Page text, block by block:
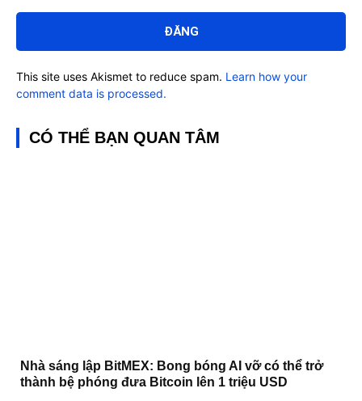
luận:
This site uses Akismet to reduce spam. Learn how your
comment data is processed.
CÓ THỂ BẠN QUAN TÂM
Nhà sáng lập BitMEX: Bong bóng AI vỡ có thể trở
thành bệ phóng đưa Bitcoin lên 1 triệu USD